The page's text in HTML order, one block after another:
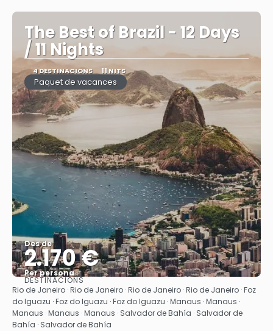
The Best of Brazil - 12 Days
/ 11 Nights
4 DESTINACIONS 11 NITS
Paquet de vacances
Des de
2.170 €
Per persona
Veure
DESTINACIONS
Rio de Janeiro · Rio de Janeiro · Rio de Janeiro · Rio de Janeiro · Foz
do Iguazu · Foz do Iguazu · Foz do Iguazu · Manaus · Manaus ·
Manaus · Manaus · Manaus · Salvador de Bahía · Salvador de
Bahía · Salvador de Bahía